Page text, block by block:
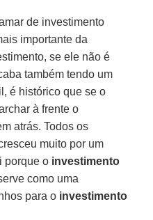
de investimento
importante da
se ele não é
também tendo um
é his­tórico que se o
à frente o
atrás. Todos os
muito por um
porque o inves­timento
como uma
para o investimento